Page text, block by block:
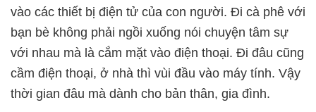
vào các thiết bị điện tử của con người. Đi cà phê với
bạn bè không phải ngồi xuống nói chuyện tâm sự
với nhau mà là cắm mặt vào điện thoại. Đi đâu cũng
cầm điện thoại, ở nhà thì vùi đầu vào máy tính. Vậy
thời gian đâu mà dành cho bản thân, gia đình.